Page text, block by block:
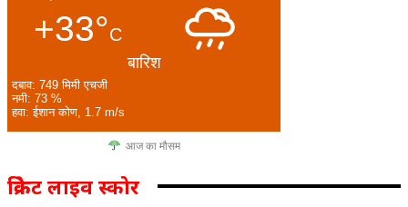
+33°C
बारिश
दबाव: 749 मिमी एचजी
नमी: 73 %
हवा: ईशान कोण, 1.7 m/s
आज का मौसम
क्रिकेट लाइव स्कोर